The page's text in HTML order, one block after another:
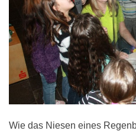
Wie das Niesen eines